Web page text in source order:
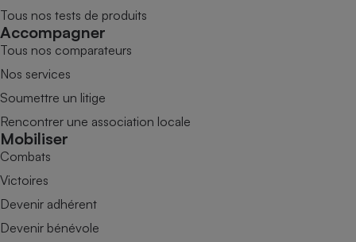
Tous nos tests de produits
Accompagner
Tous nos comparateurs
Nos services
Soumettre un litige
Rencontrer une association locale
Mobiliser
Combats
Victoires
Devenir adhérent
Devenir bénévole